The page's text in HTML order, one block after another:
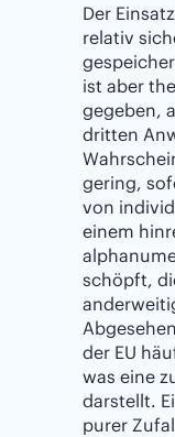
Der
relativ
ist aber
gegeben,
dritten
gering,
von
einem
schöpft,
der EU
was eine
darstellt.
purer